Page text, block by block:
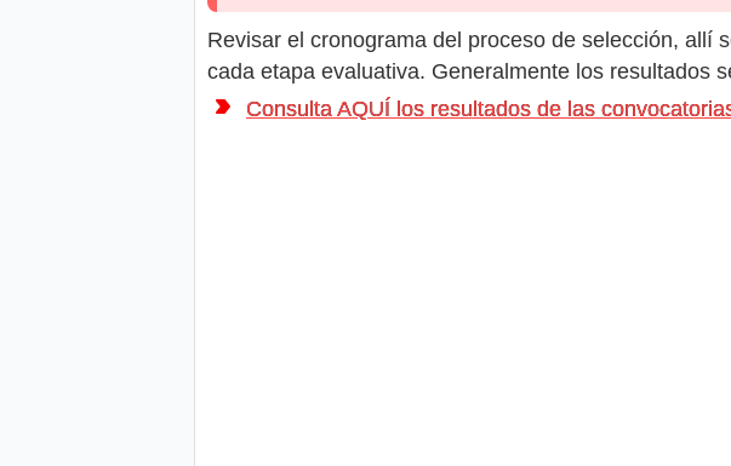
Revisar el cronograma del proceso de selección, allí
cada etapa evaluativa. Generalmente los resultados
Consulta AQUÍ los resultados de las